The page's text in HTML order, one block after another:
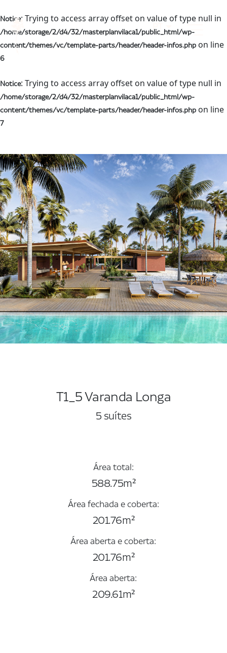
Notice: Trying to access array offset on value of type null in
/home/storage/2/d4/32/masterplanvilaca1/public_html/wp-
content/themes/vc/template-parts/header/header-infos.php on line
6
Notice: Trying to access array offset on value of type null in
/home/storage/2/d4/32/masterplanvilaca1/public_html/wp-
content/themes/vc/template-parts/header/header-infos.php on line
7
PT
T1_5 Varanda Longa
5 suítes
Área total:
588.75m²
Área fechada e coberta:
201.76m²
Área aberta e coberta:
201.76m²
Área aberta:
209.61m²